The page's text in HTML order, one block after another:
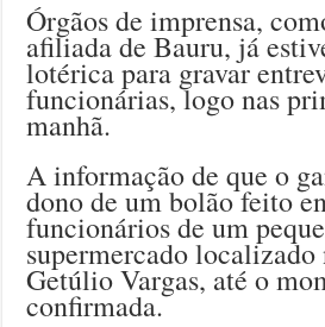
Órgãos de imprensa,
afiliada de Bauru, já
lotérica para gravar
funcionárias, logo nas
manhã.
A informação de que o
dono de um bolão feito
funcionários de um
supermercado localizado
Getúlio Vargas, até o
confirmada.